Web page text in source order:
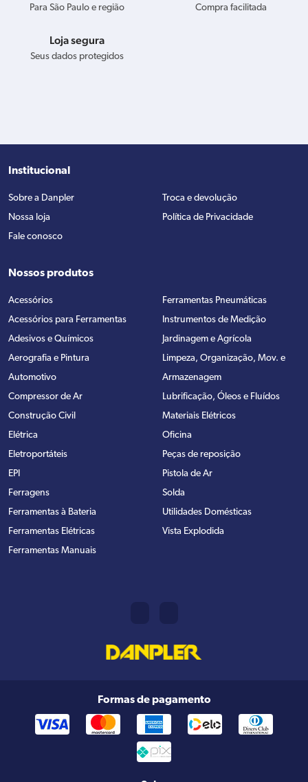
Para São Paulo e região Compra facilitada
Loja segura
Seus dados protegidos
Institucional
Sobre a Danpler
Nossa loja
Fale conosco
Troca e devolução
Política de Privacidade
Nossos produtos
Acessórios
Acessórios para Ferramentas
Adesivos e Químicos
Aerografia e Pintura
Automotivo
Compressor de Ar
Construção Civil
Elétrica
Eletroportáteis
EPI
Ferragens
Ferramentas à Bateria
Ferramentas Elétricas
Ferramentas Manuais
Ferramentas Pneumáticas
Instrumentos de Medição
Jardinagem e Agrícola
Limpeza, Organização, Mov. e
Armazenagem
Lubrificação, Óleos e Fluídos
Materiais Elétricos
Oficina
Peças de reposição
Pistola de Ar
Solda
Utilidades Domésticas
Vista Explodida
Formas de pagamento